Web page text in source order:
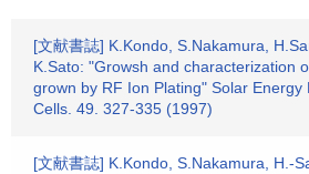
[文献書誌] K.Kondo, S.Nakamura,
K.Sato: "Growsh and characterization
grown by RF Ion Plating" Solar Energy
Cells. 49. 327-335 (1997)
[文献書誌] K.Kondo, S.Nakamura, H.-